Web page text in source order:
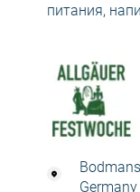
питания,
Germany